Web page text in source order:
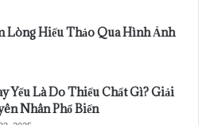
Lòng Hiếu Thảo Qua Hình Ảnh
Yếu Là Do Thiếu Chất Gì? Giải
Nhân Phổ Biến